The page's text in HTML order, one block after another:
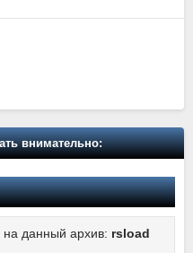
внимательно:
на данный архив: rsload